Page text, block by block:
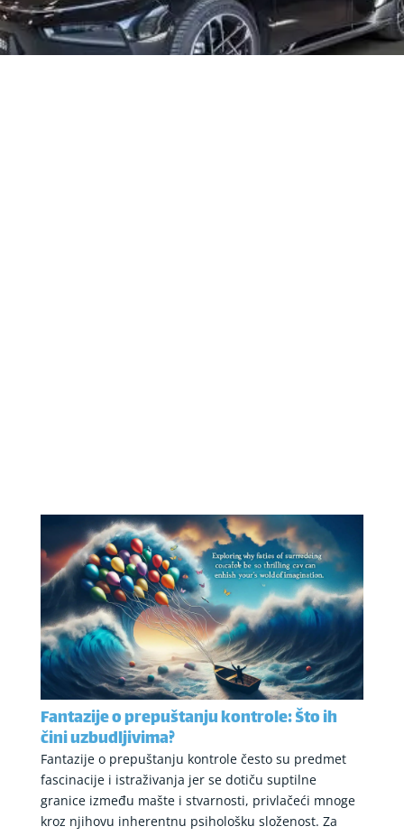
Fantazije o prepuštanju kontrole: Što ih
čini uzbudljivima?
Fantazije o prepuštanju kontrole često su predmet
fascinacije i istraživanja jer se dotiču suptilne
granice između mašte i stvarnosti, privlačeći mnoge
kroz njihovu inherentnu psihološku složenost. Za